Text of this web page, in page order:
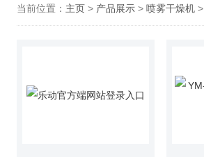
当前位置： 主页> 产品展示> 喷雾干燥机>